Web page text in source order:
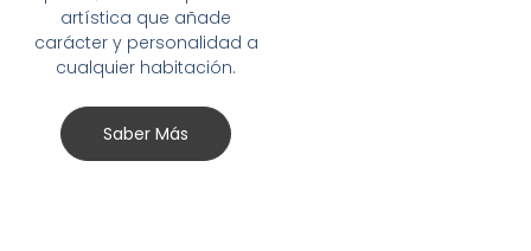
artística que añade
carácter y personalidad a
cualquier habitación.
Saber Más